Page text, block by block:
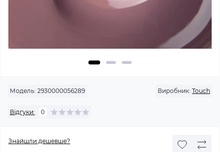
Модель: 2930000056289 Виробник: Touch
Відгуки: 0
Знайшли дешевше?